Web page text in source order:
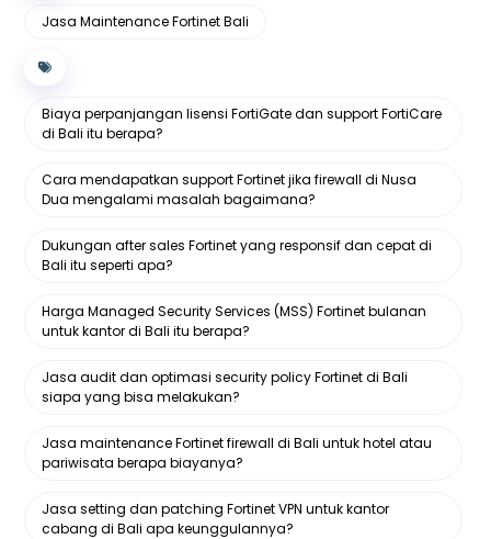
Jasa Maintenance Fortinet Bali
Biaya perpanjangan lisensi FortiGate dan support FortiCare
di Bali itu berapa?
Cara mendapatkan support Fortinet jika firewall di Nusa
Dua mengalami masalah bagaimana?
Dukungan after sales Fortinet yang responsif dan cepat di
Bali itu seperti apa?
Harga Managed Security Services (MSS) Fortinet bulanan
untuk kantor di Bali itu berapa?
Jasa audit dan optimasi security policy Fortinet di Bali
siapa yang bisa melakukan?
Jasa maintenance Fortinet firewall di Bali untuk hotel atau
pariwisata berapa biayanya?
Jasa setting dan patching Fortinet VPN untuk kantor
cabang di Bali apa keunggulannya?